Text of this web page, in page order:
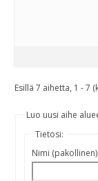
Esillä 7 aihetta, 1 - 7
Luo uusi aihe
Tietosi:
Nimi (pakollinen):